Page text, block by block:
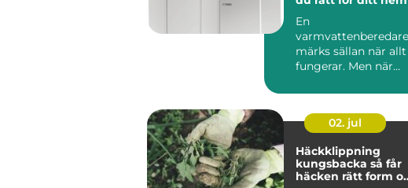
En
varmvattenberedare
märks sällan när allt
fungerar. Men när
kall eller elrä...
02. jul
Häckklippning
kungsbacka så får
häcken rätt form